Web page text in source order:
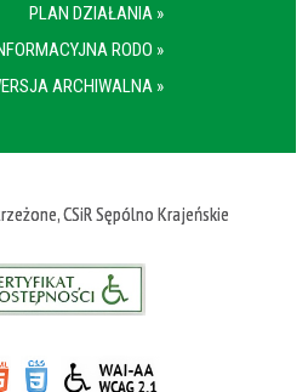
PLAN DZIAŁANIA »
RODO »
ARCHIWALNA »
CSiR Sępólno Krajeńskie